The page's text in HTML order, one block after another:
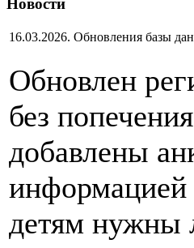
Новости
16.03.2026. Обновления базы
Обновлен
без
добавлены
информацией
детям нужны